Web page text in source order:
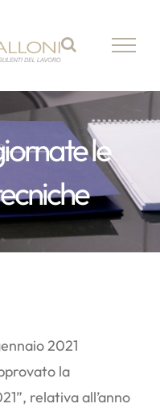
le
2021
la
relativa all’anno